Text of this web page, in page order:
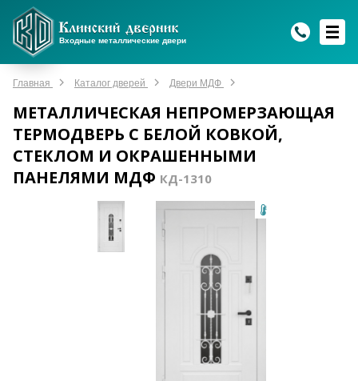
Входные металлические двери
Главная Каталог дверей Двери МДФ
МЕТАЛЛИЧЕСКАЯ НЕПРОМЕРЗАЮЩАЯ
ТЕРМОДВЕРЬ С БЕЛОЙ КОВКОЙ,
СТЕКЛОМ И ОКРАШЕННЫМИ
ПАНЕЛЯМИ МДФ КД-1310
Max
Мы онлайн!
WhatsApp
Мы онлайн!
Telegram
Мы онлайн!
Max
Мы онлайн!
WhatsApp
Мы онлайн!